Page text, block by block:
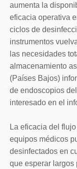
aumenta la
eficacia operativa
ciclos de
instrumentos
las necesidades
almacenamiento
(Países Bajos)
de endoscopios
interesado en el
La eficacia del
equipos médicos
desinfectados en
que esperar largos